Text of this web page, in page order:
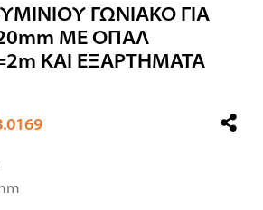
ΓΩΝΙΑΚΟ ΓΙΑ
20mm ΜΕ ΟΠΑΛ
ΚΑΙ ΕΞΑΡΤΗΜΑΤΑ